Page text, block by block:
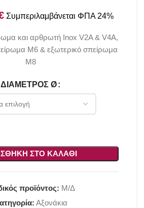
και αρθρωτή Inox V2A & V4A,
Μ6 & εξωτερικό σπείρωμα
Μ8
ΔΙΆΜΕΤΡΟΣ Ø
ΣΤΟ ΚΑΛΆΘΙ
προϊόντος: Μ/Δ
Αξονάκια